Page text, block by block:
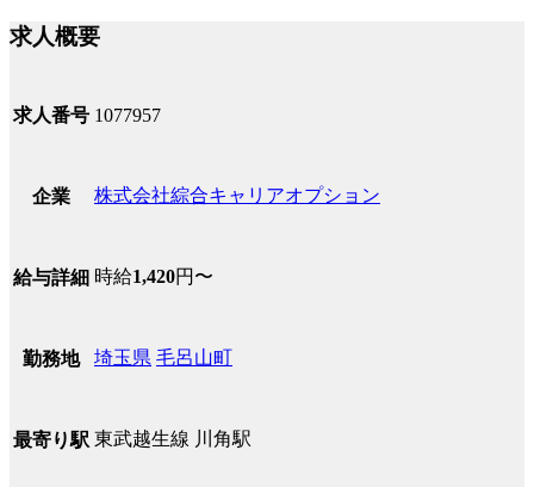
求人概要
求人番号 1077957
企業 株式会社綜合キャリアオプション
給与詳細 時給1,420円〜
勤務地 埼玉県 毛呂山町
最寄り駅 東武越生線 川角駅